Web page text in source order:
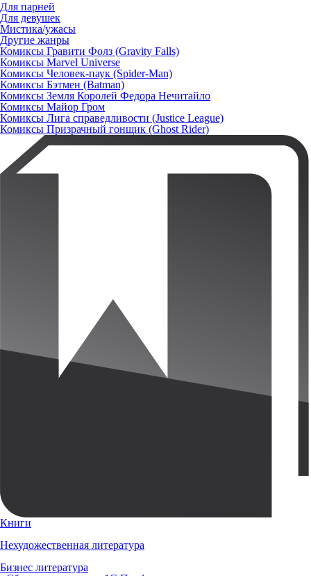
Для парней
Для девушек
Мистика/ужасы
Другие жанры
Комиксы Гравити Фолз (Gravity Falls)
Комиксы Marvel Universe
Комиксы Человек-паук (Spider-Man)
Комиксы Бэтмен (Batman)
Комиксы Земля Королей Федора Нечитайло
Комиксы Майор Гром
Комиксы Лига справедливости (Justice League)
Комиксы Призрачный гонщик (Ghost Rider)
Книги
Нехудожественная литература
Бизнес литература